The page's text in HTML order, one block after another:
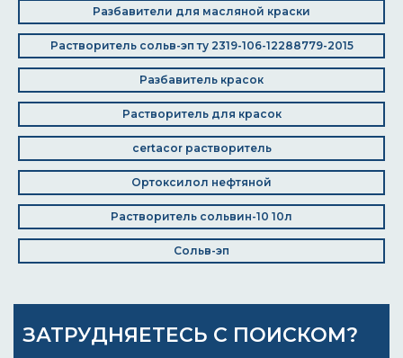
Разбавители для масляной краски
Растворитель сольв-эп ту 2319-106-12288779-2015
Разбавитель красок
Растворитель для красок
certacor растворитель
Ортоксилол нефтяной
Растворитель сольвин-10 10л
Сольв-эп
ЗАТРУДНЯЕТЕСЬ С ПОИСКОМ?